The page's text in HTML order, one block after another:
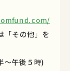
その他」を
〜午後５時)